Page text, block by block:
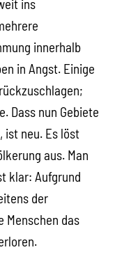
ins
innerhalb
in Angst. Einige
Dass nun Gebiete
ist neu. Es löst
aus. Man
klar: Aufgrund
der
Menschen das